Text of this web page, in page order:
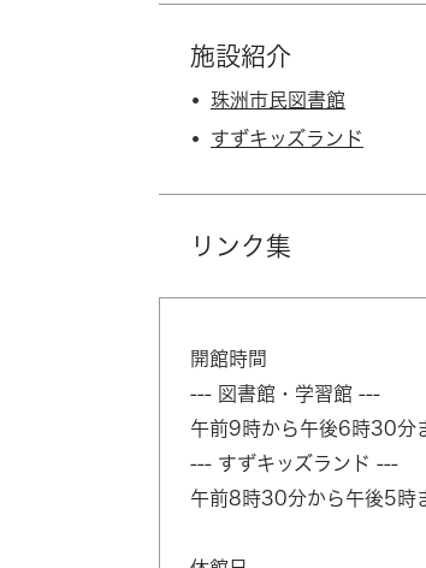
施設紹介
珠洲市民図書館
すずキッズランド
リンク集
開館時間
--- 図書館・学習館 ---
午前9時から午後6時30分
--- すずキッズランド ---
午前8時30分から午後5時